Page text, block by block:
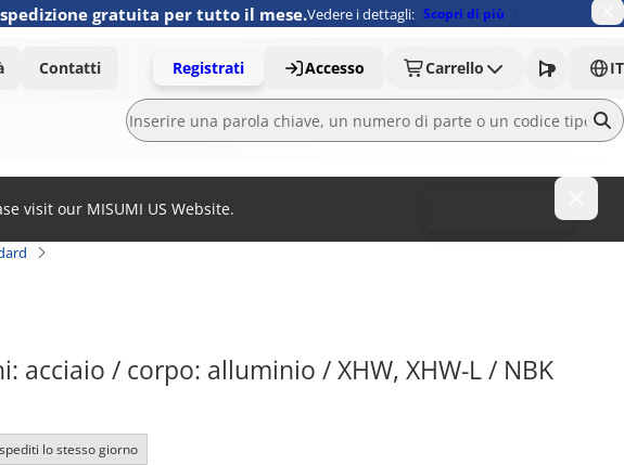
gratuita per tutto il mese.Vedere i dettagli: Scopri di più
Contatti Registrati Accesso Carrello IT
visit our MISUMI US Website.
acciaio / corpo: alluminio / XHW, XHW-L / NBK
lo stesso giorno